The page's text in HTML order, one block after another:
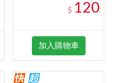
$ 120
加入購物車